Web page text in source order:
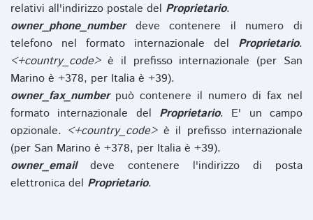
relativi all'indirizzo postale del Proprietario.
owner_phone_numberdeve contenere il numero di
telefono nel formato internazionale del Proprietario.
<+country_code>è il prefisso internazionale (per San
Marino è +378, per Italia è +39).
owner_fax_numberpuò contenere il numero di fax nel
formato internazionale del Proprietario. E' un campo
opzionale. <+country_code>è il prefisso internazionale
(per San Marino è +378, per Italia è +39).
owner_emaildeve contenere l'indirizzo di posta
elettronica del Proprietario.